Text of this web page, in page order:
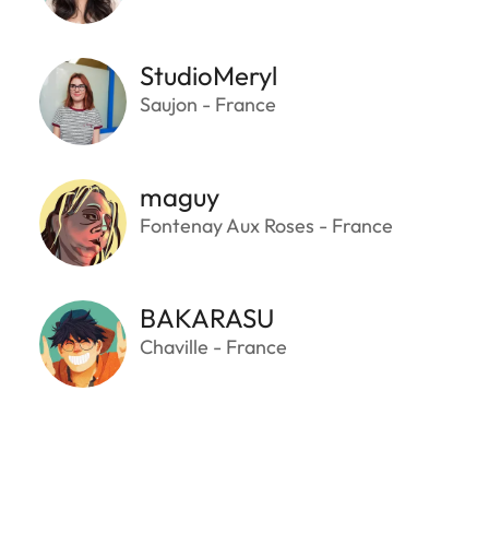
StudioMeryl
Saujon - France
maguy
Fontenay Aux Roses - France
BAKARASU
Chaville - France